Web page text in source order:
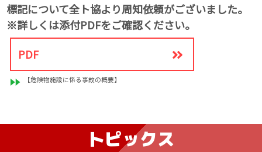
標記について全ト協より周知依頼がございました。
※詳しくは添付PDFをご確認ください。
PDF
【危険物施設に係る事故の概要】
トピックス